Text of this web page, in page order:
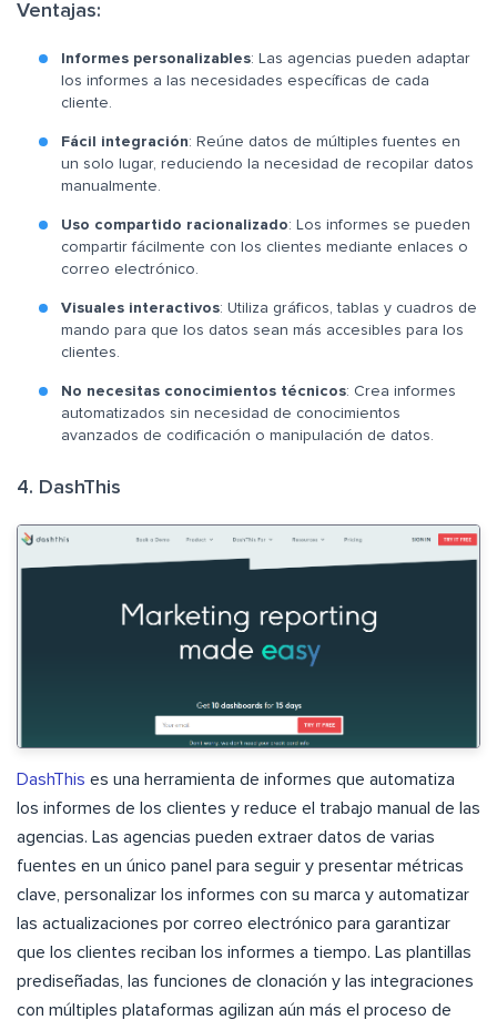
Ventajas:
Informes personalizables: Las agencias pueden adaptar
los informes a las necesidades específicas de cada
cliente.
Fácil integración: Reúne datos de múltiples fuentes en
un solo lugar, reduciendo la necesidad de recopilar datos
manualmente.
Uso compartido racionalizado: Los informes se pueden
compartir fácilmente con los clientes mediante enlaces o
correo electrónico.
Visuales interactivos: Utiliza gráficos, tablas y cuadros de
mando para que los datos sean más accesibles para los
clientes.
No necesitas conocimientos técnicos: Crea informes
automatizados sin necesidad de conocimientos
avanzados de codificación o manipulación de datos.
4. DashThis
DashThis es una herramienta de informes que automatiza
los informes de los clientes y reduce el trabajo manual de las
agencias. Las agencias pueden extraer datos de varias
fuentes en un único panel para seguir y presentar métricas
clave, personalizar los informes con su marca y automatizar
las actualizaciones por correo electrónico para garantizar
que los clientes reciban los informes a tiempo. Las plantillas
prediseñadas, las funciones de clonación y las integraciones
con múltiples plataformas agilizan aún más el proceso de